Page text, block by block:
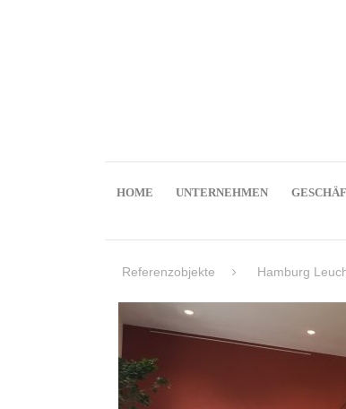
HOME UNTERNEHMEN
Referenzobjekte Hamburg